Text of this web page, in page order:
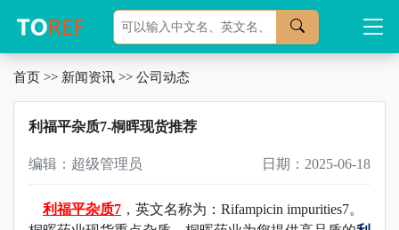
首页 >> 新闻资讯 >> 公司动态
利福平杂质7-桐晖现货推荐
编辑：超级管理员 日期：2025-06-18
利福平杂质7 ，英文名称为：Rifampicin impurities7。